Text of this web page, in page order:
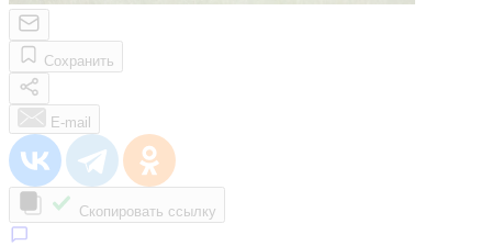
Сохранить
E-mail
Скопировать ссылку